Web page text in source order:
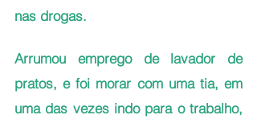
nas drogas.
Arrumou emprego de lavador de
pratos, e foi morar com uma tia, em
uma das vezes indo para o trabalho,